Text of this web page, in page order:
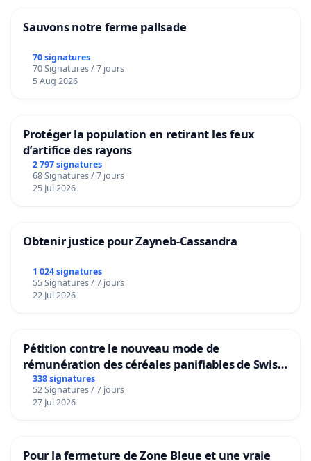
Sauvons notre ferme pallsade
70 signatures
70 Signatures / 7 jours
5 Aug 2026
Protéger la population en retirant les feux
d’artifice des rayons
2 797 signatures
68 Signatures / 7 jours
25 Jul 2026
Obtenir justice pour Zayneb-Cassandra
1 024 signatures
55 Signatures / 7 jours
22 Jul 2026
Pétition contre le nouveau mode de
rémunération des céréales panifiables de Swiss
granum basé sur la teneur en protéines
338 signatures
52 Signatures / 7 jours
27 Jul 2026
Pour la fermeture de Zone Bleue et une vraie